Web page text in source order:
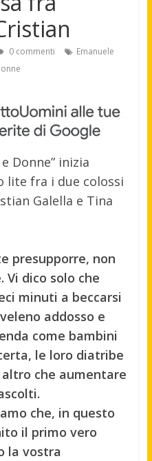
0 commenti
Emanuele
Donne” inizia
lite fra i due colossi
Galella e Tina
presupporre, non
Vi dico solo che
minuti a beccarsi
addosso e
come bambini
le loro diatribe
che aumentare
che, in questo
il primo vero
la vostra